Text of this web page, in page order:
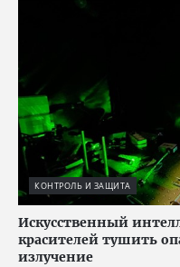
КОНТРОЛЬ И ЗАЩИТА
Искусственный
красителей тушить
излучение